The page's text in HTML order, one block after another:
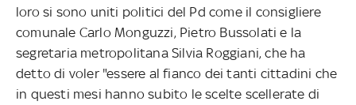
loro si sono uniti politici del Pd come il consigliere
comunale Carlo Monguzzi, Pietro Bussolati e la
segretaria metropolitana Silvia Roggiani, che ha
detto di voler "essere al fianco dei tanti cittadini che
in questi mesi hanno subito le scelte scellerate di